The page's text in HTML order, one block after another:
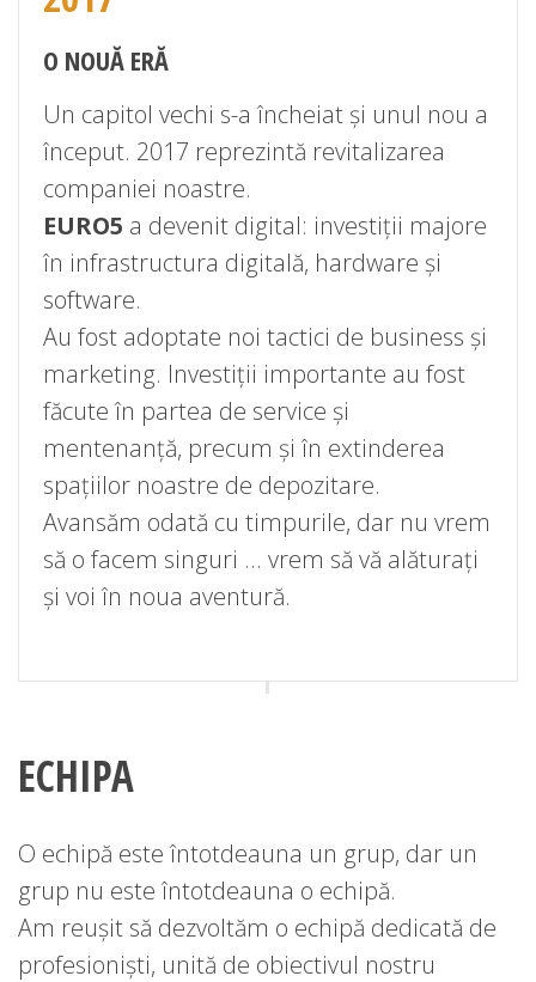
O NOUĂ ERĂ
Un capitol vechi s-a încheiat și unul nou a
început. 2017 reprezintă revitalizarea
companiei noastre.
EURO5 a devenit digital: investiții majore
în infrastructura digitală, hardware și
software.
Au fost adoptate noi tactici de business și
marketing. Investiții importante au fost
făcute în partea de service și
mentenanță, precum și în extinderea
spațiilor noastre de depozitare.
Avansăm odată cu timpurile, dar nu vrem
să o facem singuri … vrem să vă alăturați
și voi în noua aventură.
ECHIPA
O echipă este întotdeauna un grup, dar un
grup nu este întotdeauna o echipă.
Am reușit să dezvoltăm o echipă dedicată de
profesioniști, unită de obiectivul nostru